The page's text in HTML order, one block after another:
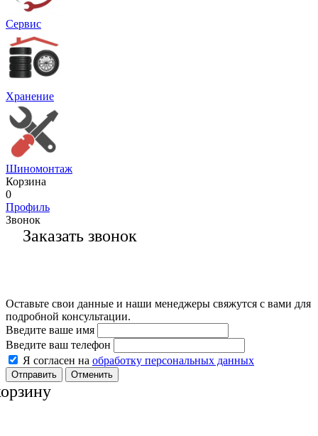
Сервис
Хранение
Шиномонтаж
Корзина
0
Профиль
Звонок
Заказать звонок
Оставьте свои данные и наши менеджеры свяжутся с вами для
подробной консультации.
Введите ваше имя
Введите ваш телефон
Я согласен на обработку персональных данных
Отменить